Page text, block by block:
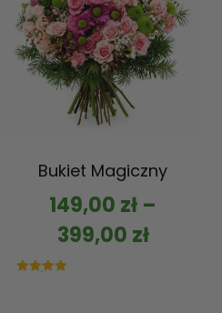
Bukiet Magiczny
149,00 zł –
399,00 zł